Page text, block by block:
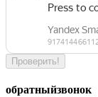
Проверить!
обратныйзвонок